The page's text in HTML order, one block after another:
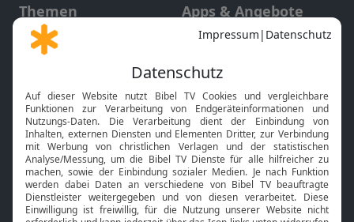
Themen
Gott und Bibel erklärt
Neuigkeiten
Apps & Angebote
Mobile App
Smart TV
HbbTV
Bibelthek Online-Bibel
Nächster Gottesdienst